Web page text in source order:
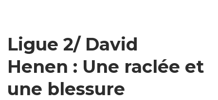
Ligue 2/ David
Henen : Une raclée et
une blessure